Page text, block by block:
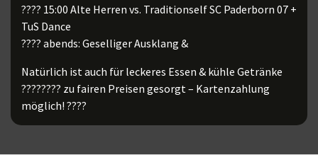
???? 15:00 Alte Herren vs. Traditionself SC Paderborn 07 +
TuS Dance
???? abends: Geselliger Ausklang &
Natürlich ist auch für leckeres Essen & kühle Getränke
???????? zu fairen Preisen gesorgt – Kartenzahlung
möglich! ????